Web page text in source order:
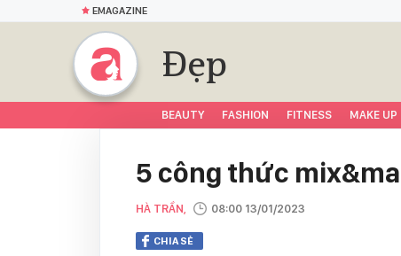
EMAGAZINE
Đẹp
BEAUTY FASHION FITNESS MAKE UP
5 công thức
HÀ TRẦN, 08:00 13/01/2023
CHIA SẺ